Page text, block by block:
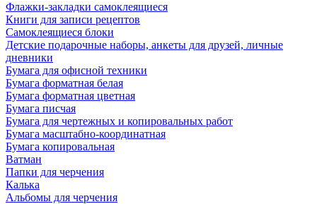
Флажки-закладки самоклеящиеся
Книги для записи рецептов
Самоклеящиеся блоки
Детские подарочные наборы, анкеты для друзей, личные
дневники
Бумага для офисной техники
Бумага форматная белая
Бумага форматная цветная
Бумага писчая
Бумага для чертежных и копировальных работ
Бумага масштабно-координатная
Бумага копировальная
Ватман
Папки для черчения
Калька
Альбомы для черчения